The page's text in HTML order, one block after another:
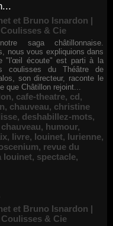
et Bruno Isnardon |
Coulisses & Cie
saga châtillonnaise.
nous vous expliquions dans
"l'œil écoute" est parti à la
coulisses du Théâtre de
son directeur, raconte le
que Châtillon rejoint...
, cafe-theatre, cd,
, chauveau, christine
, deshabillez-mots,
, humour,
, livre, louinet, lurienne,
, revue du
louinet, spectacle,
et Bruno Isnardon |
Coulisses & Cie